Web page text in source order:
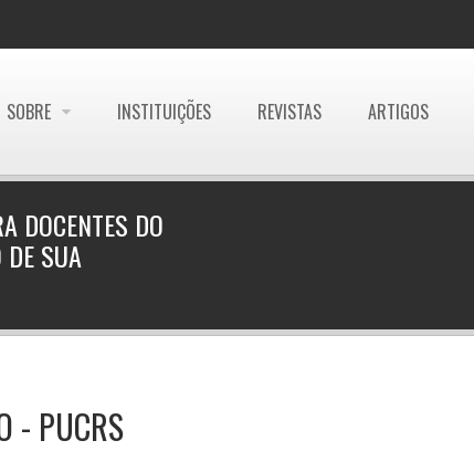
SOBRE INSTITUIÇÕES REVISTAS ARTIGOS
DOCENTES DO
SUA
- PUCRS